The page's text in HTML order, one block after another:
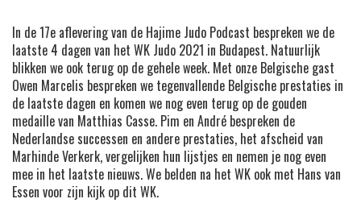
In de 17e aflevering van de Hajime Judo Podcast bespreken we de
laatste 4 dagen van het WK Judo 2021 in Budapest. Natuurlijk
blikken we ook terug op de gehele week. Met onze Belgische gast
Owen Marcelis bespreken we tegenvallende Belgische prestaties in
de laatste dagen en komen we nog even terug op de gouden
medaille van Matthias Casse. Pim en André bespreken de
Nederlandse successen en andere prestaties, het afscheid van
Marhinde Verkerk, vergelijken hun lijstjes en nemen je nog even
mee in het laatste nieuws.We belden na het WK ook met Hans van
Essen voor zijn kijk op dit WK.